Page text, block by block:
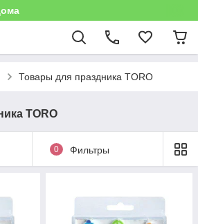
Товары для праздника TORO
TORO
0 Фильтры